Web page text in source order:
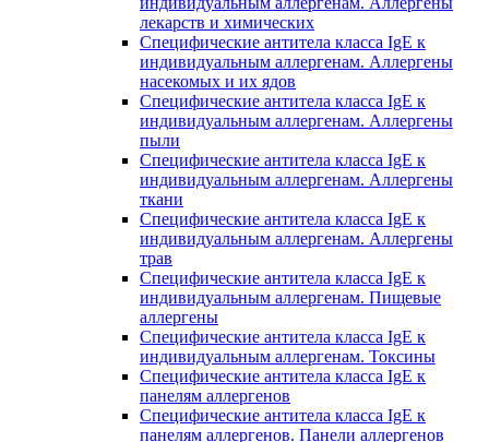
лекарств и химических
Специфические антитела класса IgE к
индивидуальным аллергенам. Аллергены
насекомых и их ядов
Специфические антитела класса IgE к
индивидуальным аллергенам. Аллергены
пыли
Специфические антитела класса IgE к
индивидуальным аллергенам. Аллергены
ткани
Специфические антитела класса IgE к
индивидуальным аллергенам. Аллергены
трав
Специфические антитела класса IgE к
индивидуальным аллергенам. Пищевые
аллергены
Специфические антитела класса IgE к
индивидуальным аллергенам. Токсины
Специфические антитела класса IgE к
панелям аллергенов
Специфические антитела класса IgE к
панелям аллергенов. Панели аллергенов